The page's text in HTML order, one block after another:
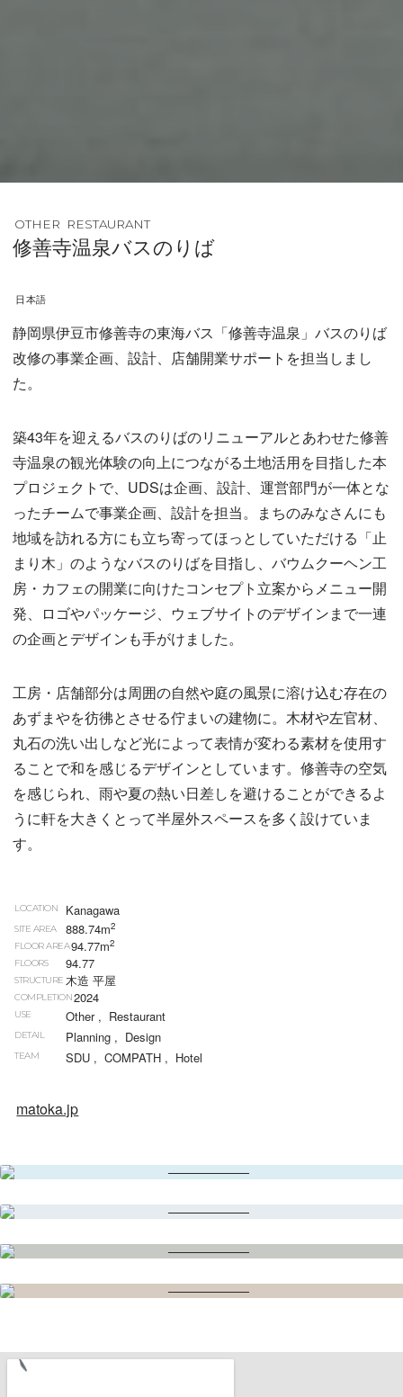
OTHER RESTAURANT
修善寺温泉バスのりば
日本語
静岡県伊豆市修善寺の東海バス「修善寺温泉」バスのりば
改修の事業企画、設計、店舗開業サポートを担当しまし
た。
築43年を迎えるバスのりばのリニューアルとあわせた修善
寺温泉の観光体験の向上につながる土地活用を目指した本
プロジェクトで、UDSは企画、設計、運営部門が一体とな
ったチームで事業企画、設計を担当。まちのみなさんにも
地域を訪れる方にも立ち寄ってほっとしていただける「止
まり木」のようなバスのりばを目指し、バウムクーヘン工
房・カフェの開業に向けたコンセプト立案からメニュー開
発、ロゴやパッケージ、ウェブサイトのデザインまで一連
の企画とデザインも手がけました。
工房・店舗部分は周囲の自然や庭の風景に溶け込む存在の
あずまやを彷彿とさせる佇まいの建物に。木材や左官材、
丸石の洗い出しなど光によって表情が変わる素材を使用す
ることで和を感じるデザインとしています。修善寺の空気
を感じられ、雨や夏の熱い日差しを避けることができるよ
うに軒を大きくとって半屋外スペースを多く設けていま
す。
LOCATION Kanagawa
SITE AREA 888.74m2
FLOOR AREA94.77m2
FLOORS 94.77
STRUCTURE 木造 平屋
COMPLETION2024
USE Other , Restaurant
DETAIL Planning , Design
TEAM SDU , COMPATH , Hotel
matoka.jp